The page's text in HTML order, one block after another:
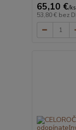
65,10 €/ks
53,80 € bez